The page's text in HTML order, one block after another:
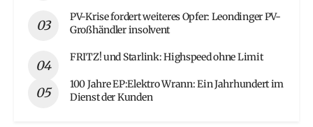
PV-Krise fordert weiteres Opfer: Leondinger PV-
Großhändler insolvent
FRITZ! und Starlink: Highspeed ohne Limit
100 Jahre EP:Elektro Wrann: Ein Jahrhundert im
Dienst der Kunden